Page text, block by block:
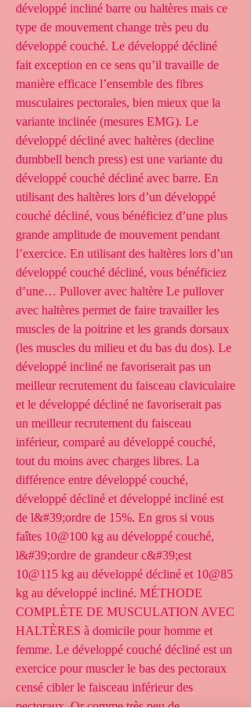
développé incliné barre ou haltères mais ce
type de mouvement change très peu du
développé couché. Le développé décliné
fait exception en ce sens qu’il travaille de
manière efficace l’ensemble des fibres
musculaires pectorales, bien mieux que la
variante inclinée (mesures EMG). Le
développé décliné avec haltères (decline
dumbbell bench press) est une variante du
développé couché décliné avec barre. En
utilisant des haltères lors d’un développé
couché décliné, vous bénéficiez d’une plus
grande amplitude de mouvement pendant
l’exercice. En utilisant des haltères lors d’un
développé couché décliné, vous bénéficiez
d’une… Pullover avec haltère Le pullover
avec haltères permet de faire travailler les
muscles de la poitrine et les grands dorsaux
(les muscles du milieu et du bas du dos). Le
développé incliné ne favoriserait pas un
meilleur recrutement du faisceau claviculaire
et le développé décliné ne favoriserait pas
un meilleur recrutement du faisceau
inférieur, comparé au développé couché,
tout du moins avec charges libres. La
différence entre développé couché,
développé décliné et développé incliné est
de l&#39;ordre de 15%. En gros si vous
faîtes 10@100 kg au développé couché,
l&#39;ordre de grandeur c&#39;est
10@115 kg au développé décliné et 10@85
kg au développé incliné. MÉTHODE
COMPLÈTE DE MUSCULATION AVEC
HALTÈRES à domicile pour homme et
femme. Le développé couché décliné est un
exercice pour muscler le bas des pectoraux
censé cibler le faisceau inférieur des